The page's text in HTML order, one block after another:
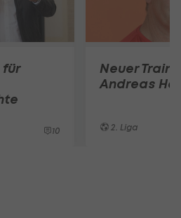
für
10
Neuer
Andreas
2. Liga